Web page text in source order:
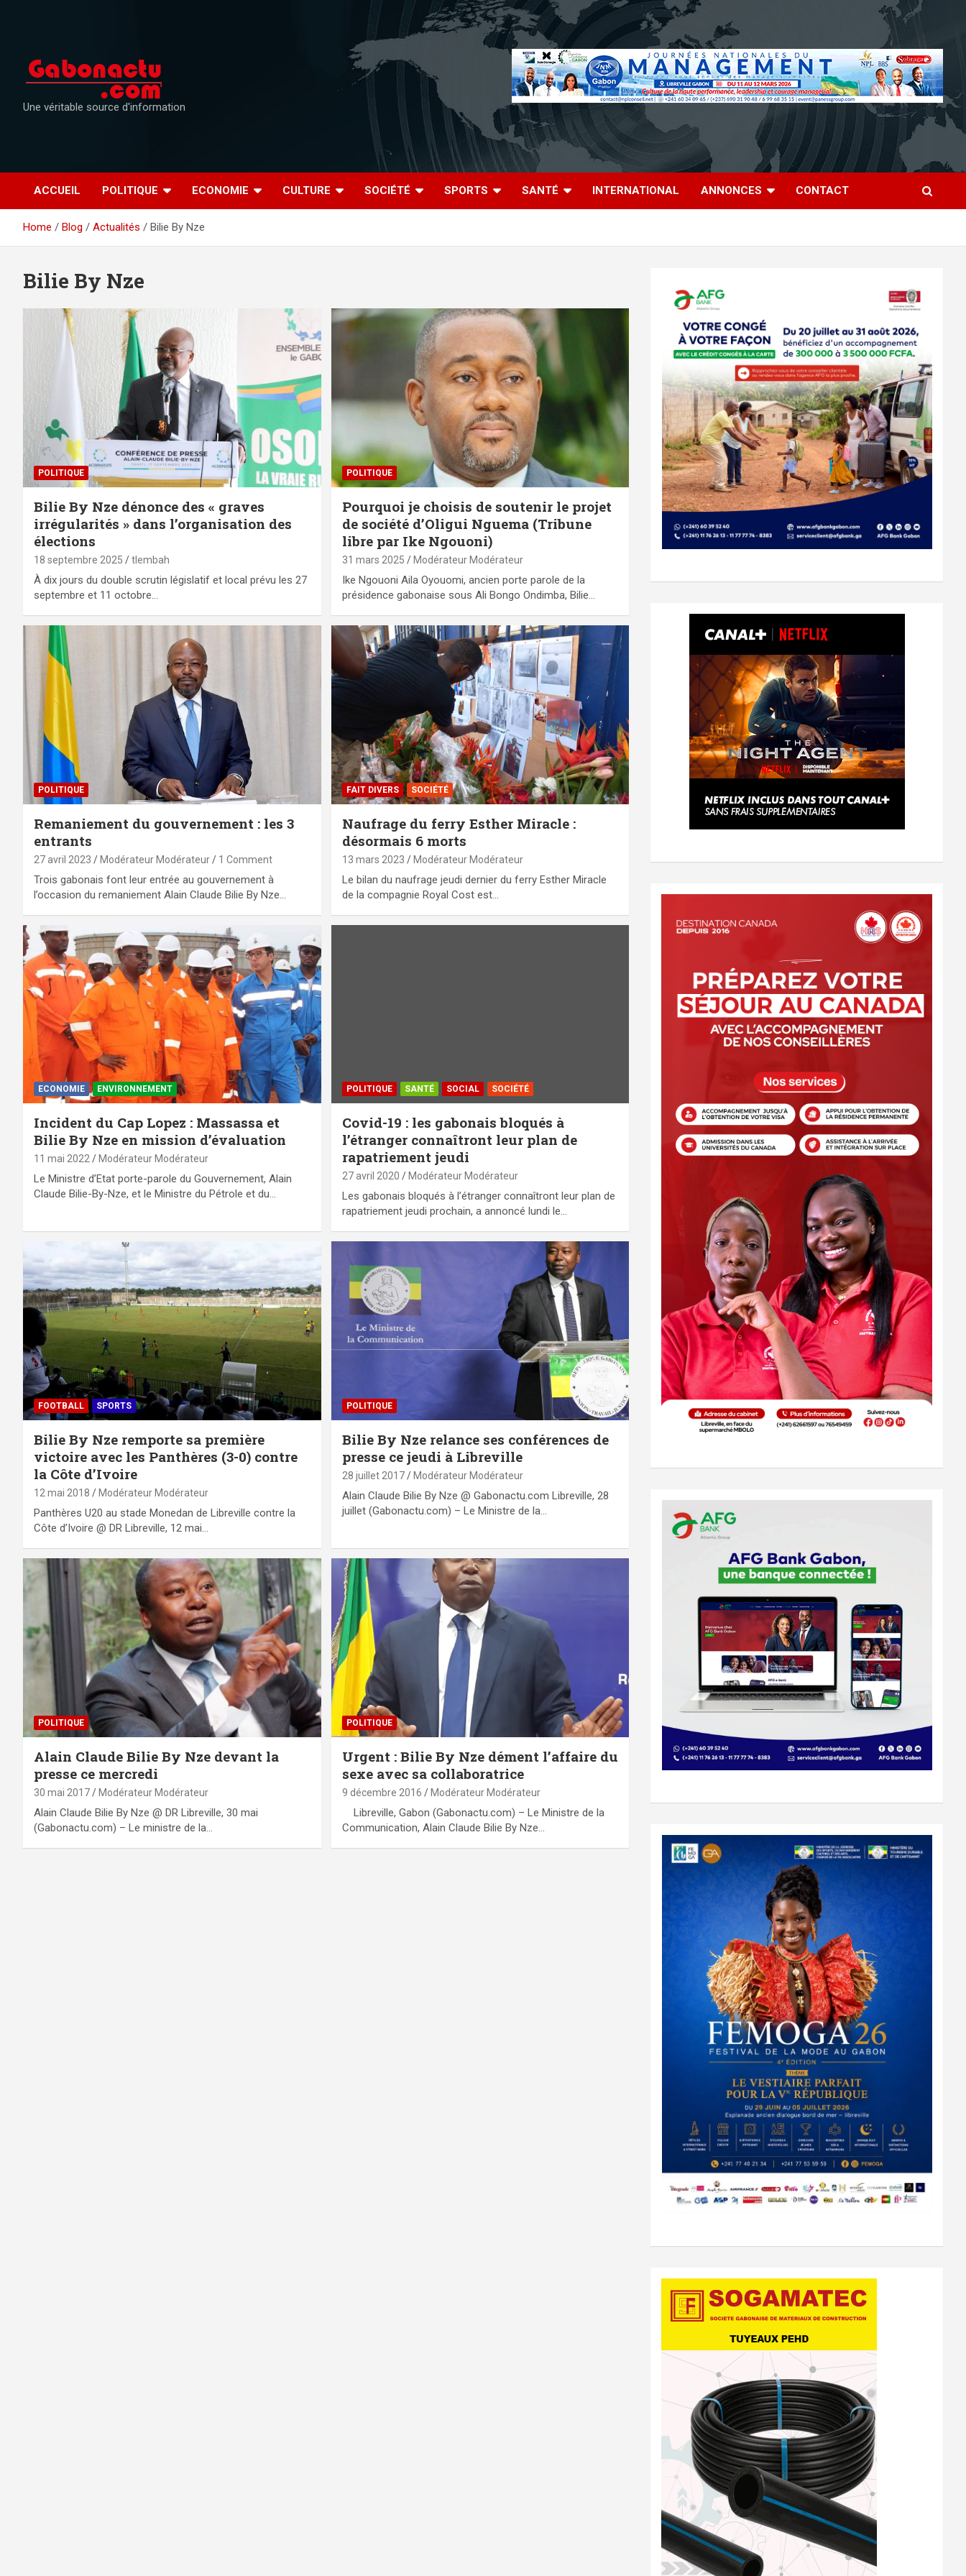
Une véritable source d'information
ACCUEIL POLITIQUE ECONOMIE CULTURE SOCIÉTÉ SPORTS SANTÉ INTERNATIONAL ANNONCES CONTACT
Home Blog Actualités Bilie By Nze
Bilie By Nze
POLITIQUE
Bilie By Nze dénonce des « graves
irrégularités » dans l’organisation des
élections
18 septembre 2025 tlembah
À dix jours du double scrutin législatif et local prévu les 27
septembre et 11 octobre…
POLITIQUE
Pourquoi je choisis de soutenir le projet
de société d’Oligui Nguema (Tribune
libre par Ike Ngouoni)
31 mars 2025 Modérateur Modérateur
Ike Ngouoni Aila Oyouomi, ancien porte parole de la
présidence gabonaise sous Ali Bongo Ondimba, Bilie…
POLITIQUE
Remaniement du gouvernement : les 3
entrants
27 avril 2023 Modérateur Modérateur 1 Comment
Trois gabonais font leur entrée au gouvernement à
l’occasion du remaniement Alain Claude Bilie By Nze…
FAIT DIVERS SOCIÉTÉ
Naufrage du ferry Esther Miracle :
désormais 6 morts
13 mars 2023 Modérateur Modérateur
Le bilan du naufrage jeudi dernier du ferry Esther Miracle
de la compagnie Royal Cost est…
ECONOMIE ENVIRONNEMENT
Incident du Cap Lopez : Massassa et
Bilie By Nze en mission d’évaluation
11 mai 2022 Modérateur Modérateur
Le Ministre d’Etat porte-parole du Gouvernement, Alain
Claude Bilie-By-Nze, et le Ministre du Pétrole et du…
POLITIQUE SANTÉ SOCIAL SOCIÉTÉ
Covid-19 : les gabonais bloqués à
l’étranger connaîtront leur plan de
rapatriement jeudi
27 avril 2020 Modérateur Modérateur
Les gabonais bloqués à l’étranger connaîtront leur plan de
rapatriement jeudi prochain, a annoncé lundi le…
FOOTBALL SPORTS
Bilie By Nze remporte sa première
victoire avec les Panthères (3-0) contre
la Côte d’Ivoire
12 mai 2018 Modérateur Modérateur
Panthères U20 au stade Monedan de Libreville contre la
Côte d’Ivoire @ DR Libreville, 12 mai…
POLITIQUE
Bilie By Nze relance ses conférences de
presse ce jeudi à Libreville
28 juillet 2017 Modérateur Modérateur
Alain Claude Bilie By Nze @ Gabonactu.com Libreville, 28
juillet (Gabonactu.com) – Le Ministre de la…
POLITIQUE
Alain Claude Bilie By Nze devant la
presse ce mercredi
30 mai 2017 Modérateur Modérateur
Alain Claude Bilie By Nze @ DR Libreville, 30 mai
(Gabonactu.com) – Le ministre de la…
POLITIQUE
Urgent : Bilie By Nze dément l’affaire du
sexe avec sa collaboratrice
9 décembre 2016 Modérateur Modérateur
Libreville, Gabon (Gabonactu.com) – Le Ministre de la
Communication, Alain Claude Bilie By Nze…